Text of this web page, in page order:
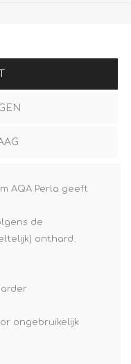
AQA Perla geeft
de
onthard.
ongebruikelijk